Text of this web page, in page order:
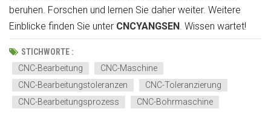
beruhen. Forschen und lernen Sie daher weiter. Weitere
Einblicke finden Sie unter CNCYANGSEN . Wissen wartet!
STICHWORTE :
CNC-Bearbeitung
CNC-Maschine
CNC-Bearbeitungstoleranzen
CNC-Toleranzierung
CNC-Bearbeitungsprozess
CNC-Bohrmaschine